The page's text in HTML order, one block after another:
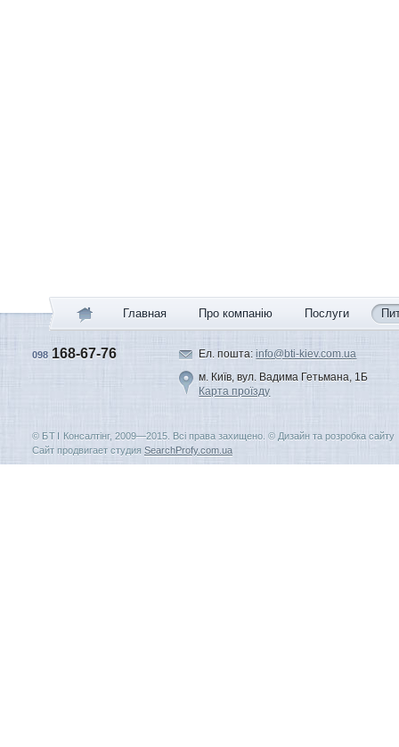
Головна
Главная Про компанію Послуги
098 168-67-76 Ел. пошта:info@bti-kiev.com.ua
м. Київ, вул. Вадима Гетьмана, 1Б
Карта проїзду
© БТI Консалтiнг, 2009—2015. Всі права захищено. © Дизайн та розробка
Сайт продвигает студия SearchProfy.com.ua